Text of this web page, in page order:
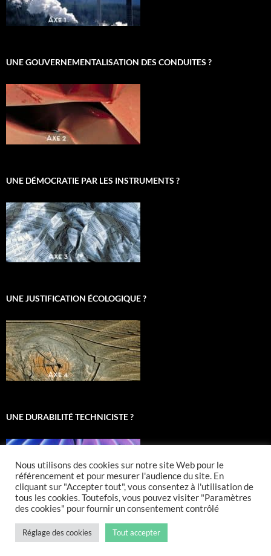
UNE GOUVERNEMENTALISATION DES CONDUITES ?
UNE DÉMOCRATIE PAR LES INSTRUMENTS ?
UNE JUSTIFICATION ÉCOLOGIQUE ?
UNE DURABILITÉ TECHNICISTE ?
Nous utilisons des cookies sur notre site Web pour le
référencement et pour mesurer l'audience du site. En
cliquant sur "Accepter tout", vous consentez à l'utilisation de
tous les cookies. Toutefois, vous pouvez visiter "Paramètres
des cookies" pour fournir un consentement contrôlé
Réglage des cookies Tout accepter